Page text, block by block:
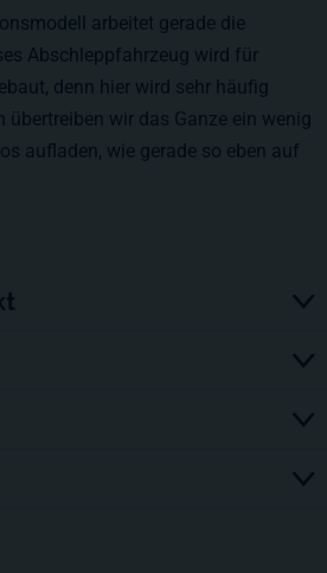
arbeitet gerade die
Abschleppfahrzeug wird für
denn hier wird sehr häufig
übertreiben wir das Ganze ein wenig
aufladen, wie gerade so eben auf